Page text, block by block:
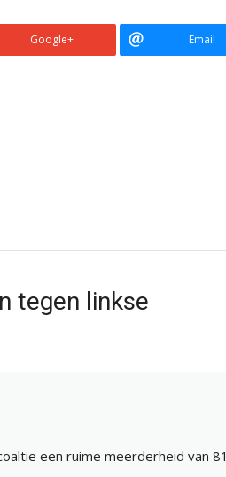
Google+ Email
tegen linkse
een ruime meerderheid van 81